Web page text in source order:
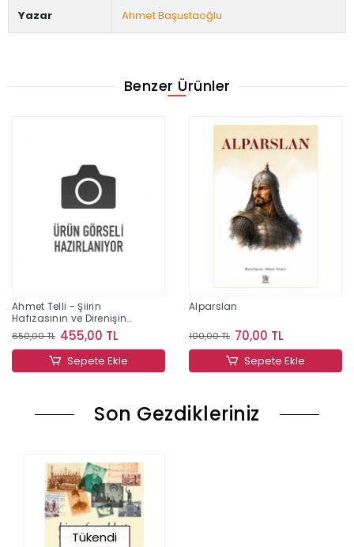
Yazar Ahmet Başustaoğlu
Benzer Ürünler
Ahmet Telli - Şiirin
Hafızasının ve Direnişin
İzinde Bir Yaşam
650,00 TL 455,00 TL
Sepete Ekle
Alparslan
100,00 TL 70,00 TL
Sepete Ekle
Son Gezdikleriniz
Tükendi